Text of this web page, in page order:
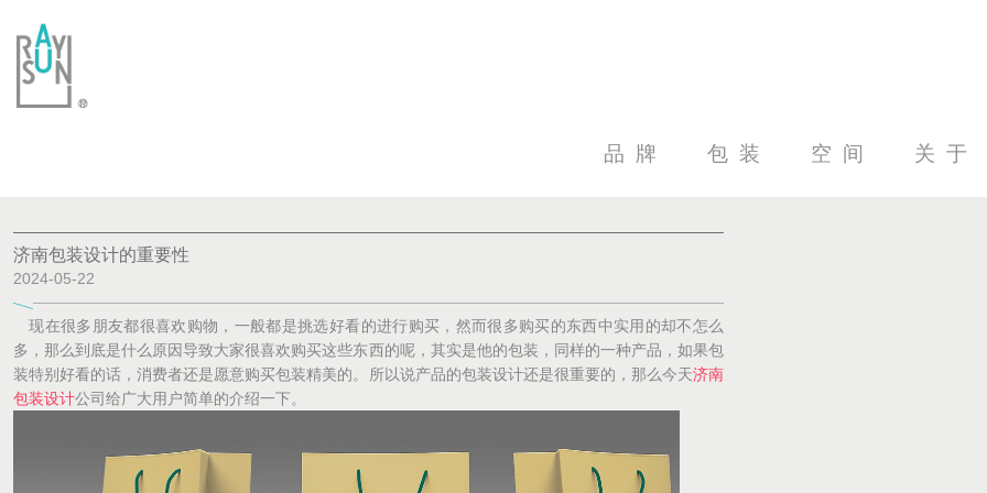
品牌 包装 空间 关于
知识论坛 行业资讯 公
济南包装设计的重要性
2024-05-22
现在很多朋友都很喜欢购物，一般都是挑选好看的进行购买，然而很多购买的东西中实用的却不怎么
多，那么到底是什么原因导致大家很喜欢购买这些东西的呢，其实是他的包装，同样的一种产品，如果包
装特别好看的话，消费者还是愿意购买包装精美的。所以说产品的包装设计还是很重要的，那么今天济南
包装设计公司给广大用户简单的介绍一下。